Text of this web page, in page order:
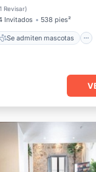
1 Revisar)
Invitados 538 pies²
Se admiten mascotas
Aire acondicionado